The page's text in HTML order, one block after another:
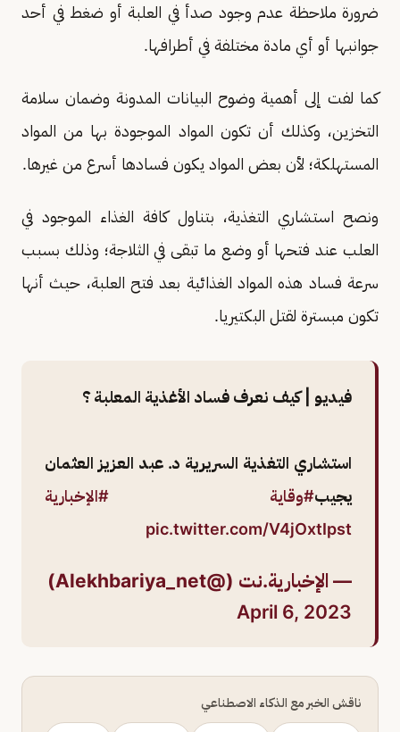
ضرورة ملاحظة عدم وجود صدأ في العلبة أو ضغط في أحد
جوانبها أو أي مادة مختلفة في أطرافها.
كما لفت إلى أهمية وضوح البيانات المدونة وضمان سلامة
التخزين، وكذلك أن تكون المواد الموجودة بها من المواد
المستهلكة؛ لأن بعض المواد يكون فسادها أسرع من غيرها.
ونصح استشاري التغذية، بتناول كافة الغذاء الموجود في
العلب عند فتحها أو وضع ما تبقى في الثلاجة؛ وذلك بسبب
سرعة فساد هذه المواد الغذائية بعد فتح العلبة، حيث أنها
تكون مبسترة لقتل البكتيريا.
فيديو | كيف نعرف فساد الأغذية المعلبة ؟
استشاري التغذية السريرية د. عبد العزيز العثمان
يجيب#وقاية
#الإخبارية
pic.twitter.com/V4jOxtIpst
— الإخبارية.نت (@Alekhbariya_net)
April 6, 2023
ناقش الخبر مع الذكاء الاصطناعي